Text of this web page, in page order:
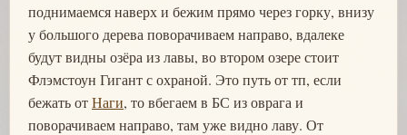
поднимаемся наверх и бежим прямо через горку, внизу
у большого дерева поворачиваем направо, вдалеке
будут видны озёра из лавы, во втором озере стоит
Флэмстоун Гигант с охраной. Это путь от тп, если
бежать отНаги, то вбегаем в БС из оврага и
поворачиваем направо, там уже видно лаву. От